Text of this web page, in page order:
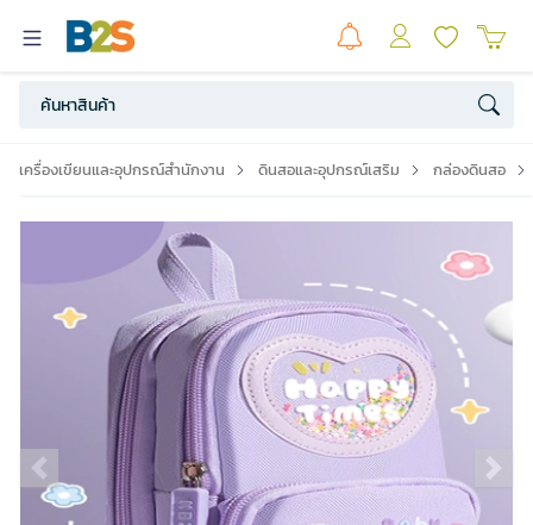
เครื่องเขียนและอุปกรณ์สำนักงาน ดินสอและอุปกรณ์เสริม กล่องดินสอ
Previous slide